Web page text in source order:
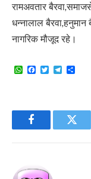
रामअवतार
धन्नालाल बैरवा,हनुमान
नागरिक मौजूद रहे।
WhatsApp
Facebook
Twitter
Facebook